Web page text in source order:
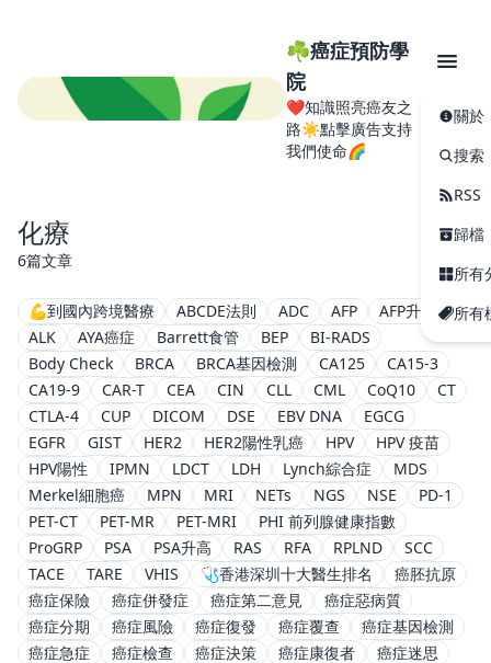
☘️癌症預防學
院
❤️知識照亮癌友之
路☀️點擊廣告支持
我們使命🌈
關於
搜索
RSS
歸檔
所有
所有
化療
6篇文章
💪到國內跨境醫療 ABCDE法則 ADC AFP
AFP升高
ALK
AYA癌症 Barrett食管 BEP
BI-RADS
Body Check
BRCA BRCA基因檢測 CA125
CA15-3
CA19-9
CAR-T CEA CIN CLL CML CoQ10
CT
CTLA-4
CUP DICOM DSE EBV DNA
EGCG
EGFR
GIST HER2 HER2陽性乳癌 HPV
HPV 疫苗
HPV陽性
IPMN LDCT LDH Lynch綜合症
MDS
Merkel細胞癌
MPN MRI NETs NGS NSE
PD-1
PET-CT
PET-MR PET-MRI
PHI 前列腺健康指數
ProGRP
PSA PSA升高 RAS RFA RPLND
SCC
TACE
TARE VHIS 🩺香港深圳十大醫生排名
癌胚抗原
癌症保險
癌症併發症 癌症第二意見
癌症惡病質
癌症分期
癌症風險 癌症復發 癌症覆查
癌症基因檢測
癌症急症
癌症檢查 癌症決策 癌症康復者
癌症迷思